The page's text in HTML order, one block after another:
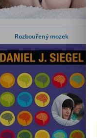
Rozbouřený mozek